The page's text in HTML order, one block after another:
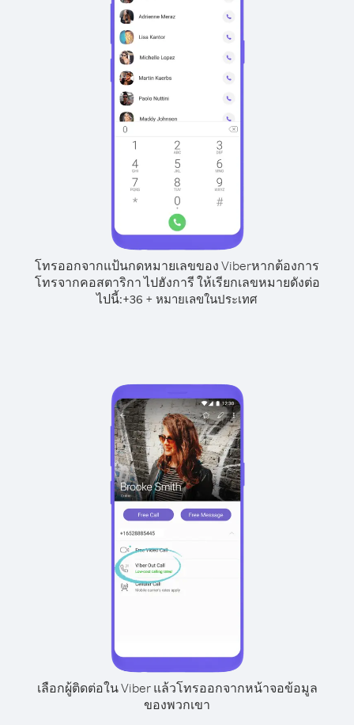
โทรออกจากแป้นกดหมายเลขของ Viberหากต้องการ
โทรจากคอสตาริกา ไปฮังการี ให้เรียกเลขหมายดังต่อ
ไปนี้:+36 + หมายเลขในประเทศ
เลือกผู้ติดต่อใน Viber แล้วโทรออกจากหน้าจอข้อมูล
ของพวกเขา